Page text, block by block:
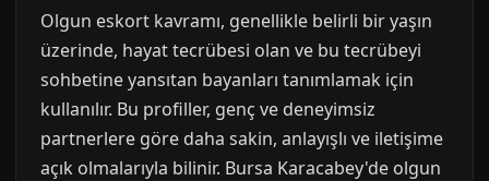
Olgun eskort kavramı, genellikle belirli bir yaşın
üzerinde, hayat tecrübesi olan ve bu tecrübeyi
sohbetine yansıtan bayanları tanımlamak için
kullanılır. Bu profiller, genç ve deneyimsiz
partnerlere göre daha sakin, anlayışlı ve iletişime
açık olmalarıyla bilinir. Bursa Karacabey'de olgun